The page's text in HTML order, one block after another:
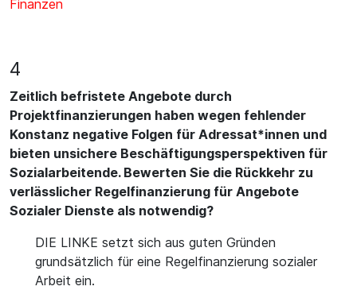
Finanzen
4
Zeitlich befristete Angebote durch
Projektfinanzierungen haben wegen fehlender
Konstanz negative Folgen für Adressat*innen und
bieten unsichere Beschäftigungsperspektiven für
Sozialarbeitende. Bewerten Sie die Rückkehr zu
verlässlicher Regelfinanzierung für Angebote
Sozialer Dienste als notwendig?
DIE LINKE setzt sich aus guten Gründen
grundsätzlich für eine Regelfinanzierung sozialer
Arbeit ein.